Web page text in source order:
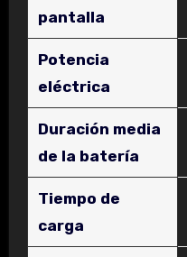
pantalla
Potencia
eléctrica
Duración media
de la batería
Tiempo de
carga